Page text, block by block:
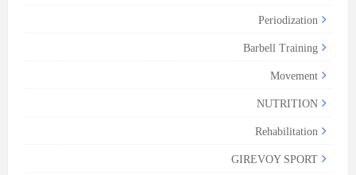
Periodization
Barbell Training
Movement
NUTRITION
Rehabilitation
GIREVOY SPORT